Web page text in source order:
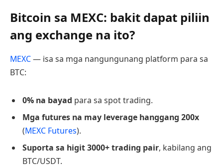
Bitcoin sa MEXC: bakit dapat piliin
ang exchange na ito?
MEXC— isa sa mga nangungunang platform para sa
BTC:
0% na bayad para sa spot trading.
Mga futures na may leverage hanggang 200x
(MEXC Futures).
Suporta sa higit 3000+ trading pair, kabilang ang
BTC/USDT.